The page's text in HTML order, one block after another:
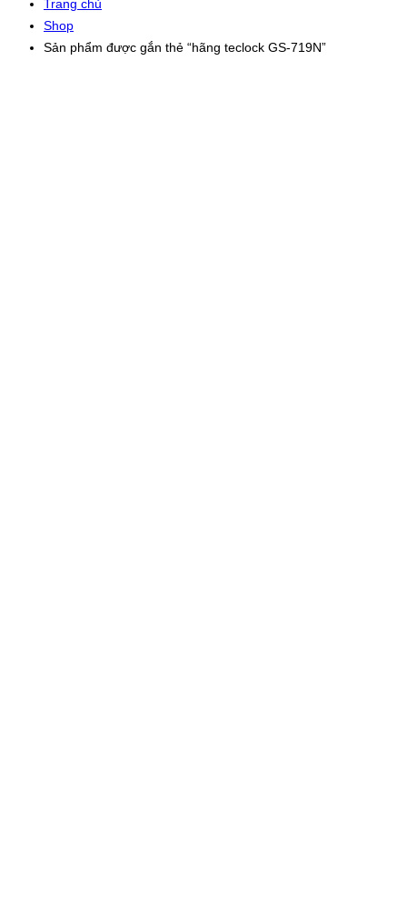
Trang chủ
Shop
Sản phẩm được gắn thẻ “hãng teclock GS-719N”